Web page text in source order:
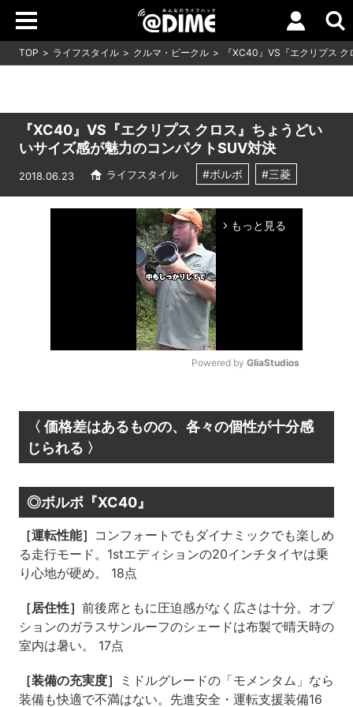
TOP ライフスタイル クルマ・ビークル 『XC40』VS『エクリプス
『XC40』VS『エクリプス クロス』ちょうどい
いサイズ感が魅力のコンパクトSUV対決
2018.06.23 ライフスタイル #ボルボ #三菱
arrow_forward_ios もっと見る
Powered by GliaStudios
〈 価格差はあるものの、各々の個性が十分感
じられる 〉
◎ボルボ『XC40』
［運転性能］ コンフォートでもダイナミックでも楽しめ
る走行モード。1stエディションの20インチタイヤは乗
り心地が硬め。 18点
［居住性］ 前後席ともに圧迫感がなく広さは十分。オプ
ションのガラスサンルーフのシェードは布製で晴天時の
室内は暑い。 17点
［装備の充実度］
ミドルグレードの「モメンタム」なら
装備も快適で不満はない。先進安全・運転支援装備16